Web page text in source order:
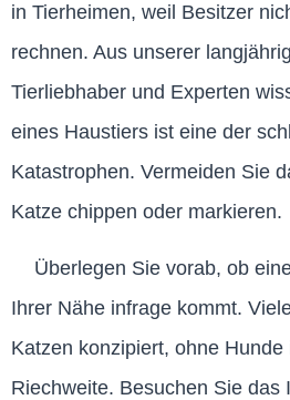
in Tierheimen, weil Besitzer
rechnen. Aus unserer
Tierliebhaber und Experten
eines Haustiers ist eine der
Katastrophen. Vermeiden Sie
Katze chippen oder markieren.
Überlegen Sie vorab, ob
Ihrer Nähe infrage kommt.
Katzen konzipiert, ohne
Riechweite. Besuchen Sie das